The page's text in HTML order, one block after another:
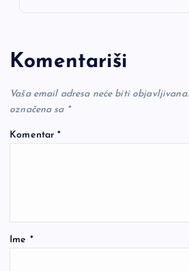
Komentariši
Vaša email adresa neće biti objavljivana.
označena sa *
Komentar*
Ime *